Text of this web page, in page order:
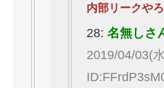
内部リークや
28:名無しさ
2019/04/03(